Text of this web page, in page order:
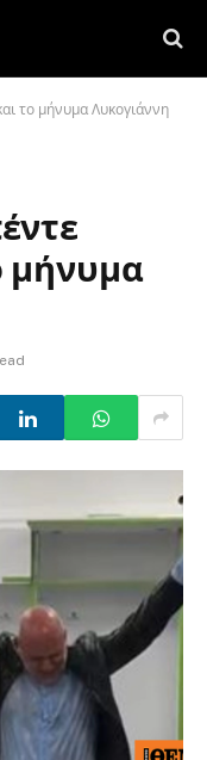
το μήνυμα Λυκογιάννη
μήνυμα